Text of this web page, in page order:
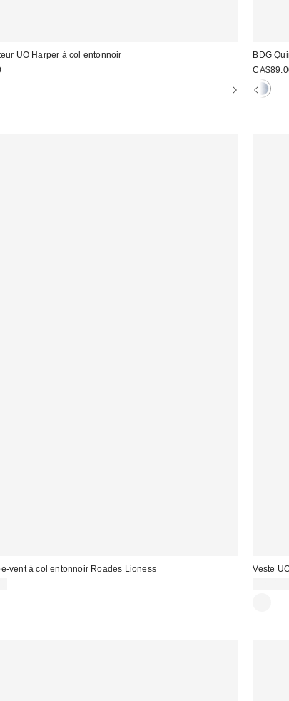
UO Harper à col entonnoir
BDG
vent à col entonnoir Roades Lioness
Veste